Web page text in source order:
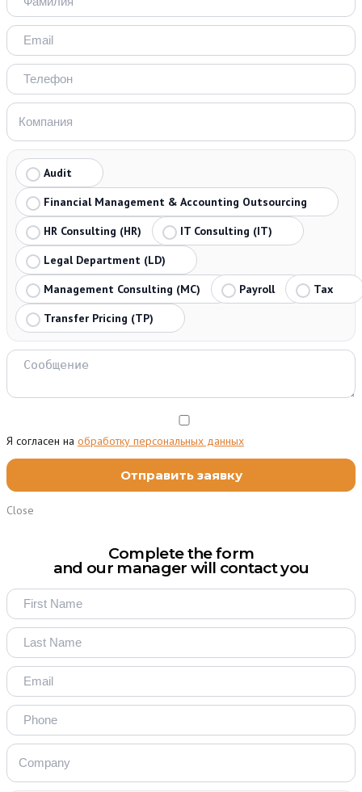
Audit
Financial Management & Accounting Outsourcing
HR Consulting (HR)
IT Consulting (IT)
Legal Department (LD)
Management Consulting (MC)
Payroll
Tax
Transfer Pricing (TP)
Я согласен на обработку персональных данных
Close
Complete the form
and our manager will contact you